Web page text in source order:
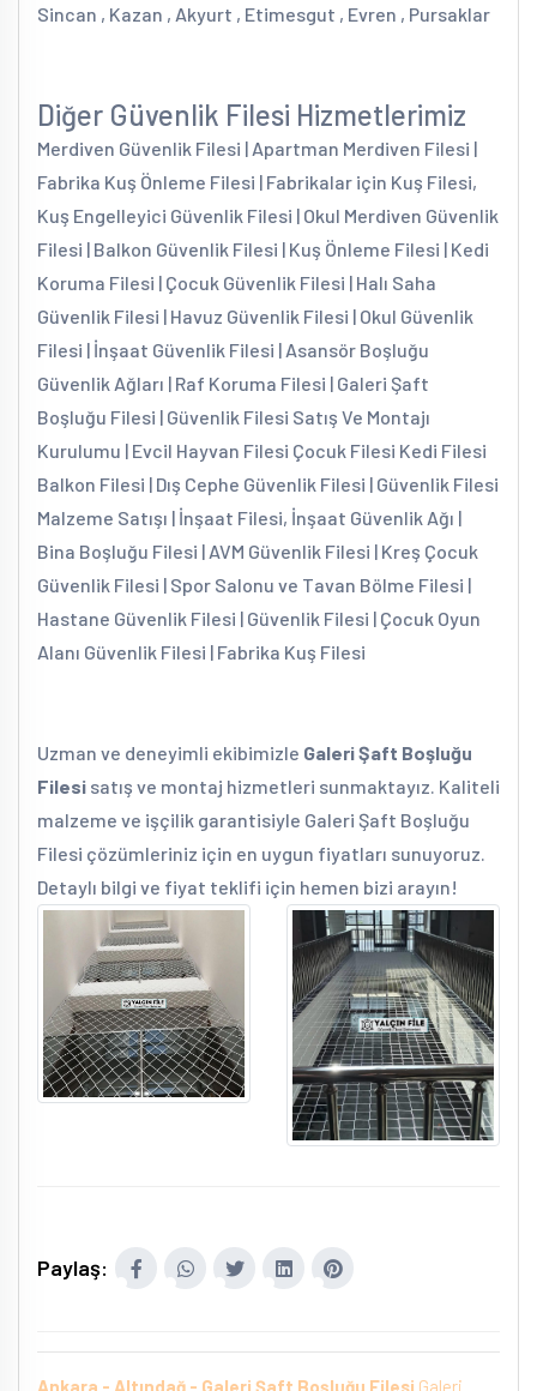
Sincan , Kazan , Akyurt , Etimesgut , Evren , Pursaklar
Diğer Güvenlik Filesi Hizmetlerimiz
Merdiven Güvenlik Filesi | Apartman Merdiven Filesi |
Fabrika Kuş Önleme Filesi | Fabrikalar için Kuş Filesi,
Kuş Engelleyici Güvenlik Filesi | Okul Merdiven Güvenlik
Filesi | Balkon Güvenlik Filesi | Kuş Önleme Filesi | Kedi
Koruma Filesi | Çocuk Güvenlik Filesi | Halı Saha
Güvenlik Filesi | Havuz Güvenlik Filesi | Okul Güvenlik
Filesi | İnşaat Güvenlik Filesi | Asansör Boşluğu
Güvenlik Ağları | Raf Koruma Filesi | Galeri Şaft
Boşluğu Filesi | Güvenlik Filesi Satış Ve Montajı
Kurulumu | Evcil Hayvan Filesi Çocuk Filesi Kedi Filesi
Balkon Filesi | Dış Cephe Güvenlik Filesi | Güvenlik Filesi
Malzeme Satışı | İnşaat Filesi, İnşaat Güvenlik Ağı |
Bina Boşluğu Filesi | AVM Güvenlik Filesi | Kreş Çocuk
Güvenlik Filesi | Spor Salonu ve Tavan Bölme Filesi |
Hastane Güvenlik Filesi | Güvenlik Filesi | Çocuk Oyun
Alanı Güvenlik Filesi | Fabrika Kuş Filesi
Uzman ve deneyimli ekibimizle Galeri Şaft Boşluğu
Filesi satış ve montaj hizmetleri sunmaktayız. Kaliteli
malzeme ve işçilik garantisiyle Galeri Şaft Boşluğu
Filesi çözümleriniz için en uygun fiyatları sunuyoruz.
Detaylı bilgi ve fiyat teklifi için hemen bizi arayın!
Paylaş:
Ankara - Altındağ - Galeri Şaft Boşluğu Filesi Galeri